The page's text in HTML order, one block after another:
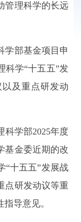
管理科学的长远
部基金项目申
科学“十五五”发
及重点研发动
学部2025年度
基金委近期的改
“十五五”发展战
点研发动议等重
导意见。